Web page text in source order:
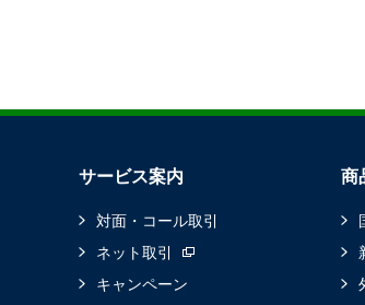
サービス案内
対面・コール取引
ネット取引
キャンペーン
商